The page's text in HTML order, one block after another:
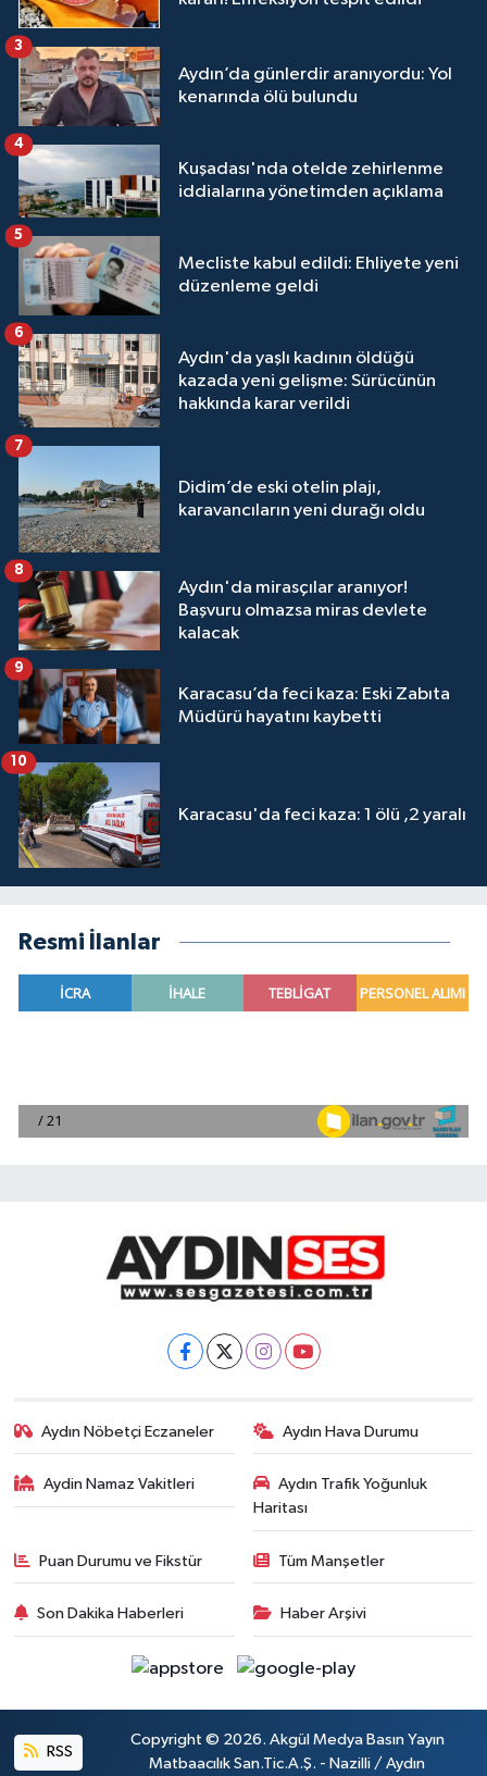
Aydın’da günlerdir aranıyordu: Yol
kenarında ölü bulundu
3
Kuşadası'nda otelde zehirlenme
iddialarına yönetimden açıklama
4
Mecliste kabul edildi: Ehliyete yeni
düzenleme geldi
5
Aydın'da yaşlı kadının öldüğü
kazada yeni gelişme: Sürücünün
hakkında karar verildi
6
Didim’de eski otelin plajı,
karavancıların yeni durağı oldu
7
Aydın'da mirasçılar aranıyor!
Başvuru olmazsa miras devlete
kalacak
8
Karacasu’da feci kaza: Eski Zabıta
Müdürü hayatını kaybetti
9
Karacasu'da feci kaza: 1 ölü ,2 yaralı
10
Resmi İlanlar
Aydın Nöbetçi Eczaneler Aydın Hava Durumu
Aydin Namaz Vakitleri
Aydın Trafik Yoğunluk
Haritası
Puan Durumu ve Fikstür Tüm Manşetler
Son Dakika Haberleri Haber Arşivi
RSS
Copyright © 2026. Akgül Medya Basın Yayın
Matbaacılık San.Tic.A.Ş. - Nazilli / Aydın